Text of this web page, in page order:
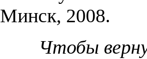
Минск, 2008.
Чтобы